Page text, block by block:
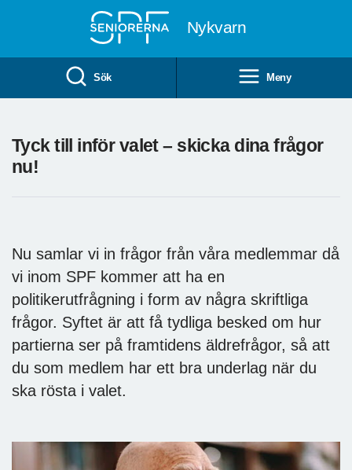
Nykvarn
Sök Meny
Tyck till inför valet – skicka dina frågor
nu!
Nu samlar vi in frågor från våra medlemmar då
vi inom SPF kommer att ha en
politikerutfrågning i form av några skriftliga
frågor. Syftet är att få tydliga besked om hur
partierna ser på framtidens äldrefrågor, så att
du som medlem har ett bra underlag när du
ska rösta i valet.